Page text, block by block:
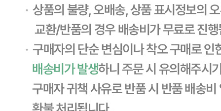
... 🛒 🛒 🛒
우동.국수.냉면.기타 육수 BEST더보기
판매자 정보
판매자 상호
사업장 소재지
경기 용인시 기흥구 기곡로 32 (하갈동, 제일제당수원물류센
타) 씨제이프레시웨이